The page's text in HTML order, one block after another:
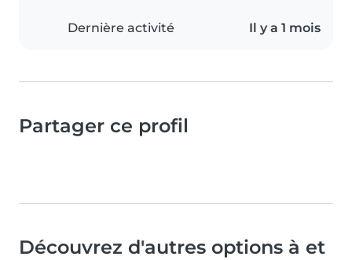
Dernière activité Il y a 1 mois
Partager ce profil
Découvrez d'autres options à et